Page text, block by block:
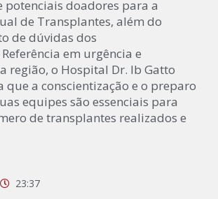
potenciais doadores para a
de Transplantes, além do
de dúvidas dos
em urgência e
região, o Hospital Dr. Ib Gatto
que a conscientização e o preparo
equipes são essenciais para
de transplantes realizados e
23:37